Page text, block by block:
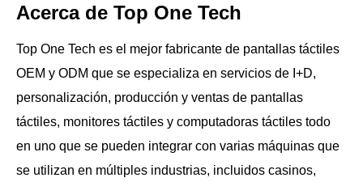
Acerca de Top One Tech
Top One Tech es el mejor fabricante de pantallas táctiles
OEM y ODM que se especializa en servicios de I+D,
personalización, producción y ventas de pantallas
táctiles, monitores táctiles y computadoras táctiles todo
en uno que se pueden integrar con varias máquinas que
se utilizan en múltiples industrias, incluidos casinos,